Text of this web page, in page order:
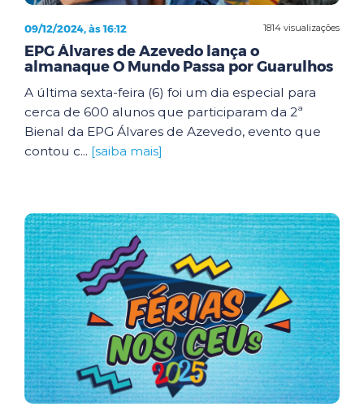
1814 visualizações
09/12/2024, às 16:12
EPG Álvares de Azevedo lança o
almanaque O Mundo Passa por Guarulhos
A última sexta-feira (6) foi um dia especial para
cerca de 600 alunos que participaram da 2ª
Bienal da EPG Álvares de Azevedo, evento que
contou c... [saiba mais]